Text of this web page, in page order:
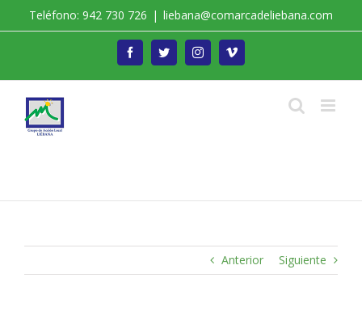
Teléfono: 942 730 726 | liebana@comarcadeliebana.com
FacebookTwitterInstagramVimeo
Anterior Siguiente